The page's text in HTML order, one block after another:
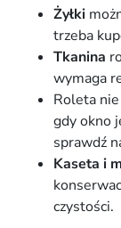
Żyłki
trzeba
Tkanina
wymaga
Roleta
gdy okno
sprawdź
Kaseta i
czystości.